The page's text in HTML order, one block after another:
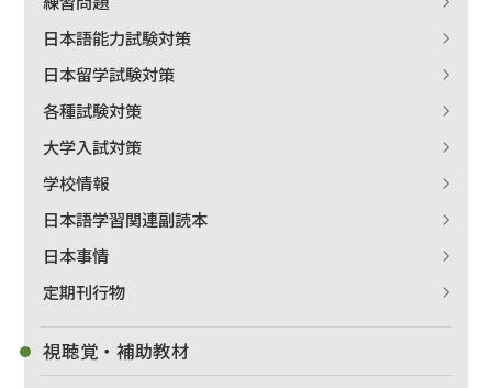
日本語能力試験対策
日本留学試験対策
各種試験対策
大学入試対策
学校情報
日本語学習関連副読本
日本事情
定期刊行物
視聴覚・補助教材